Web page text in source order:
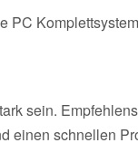
PC
sein.
einen schnellen